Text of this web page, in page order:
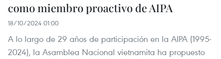
como miembro proactivo de AIPA
18/10/2024 01:00
A lo largo de 29 años de participación en la AIPA (1995-
2024), la Asamblea Nacional vietnamita ha propuesto